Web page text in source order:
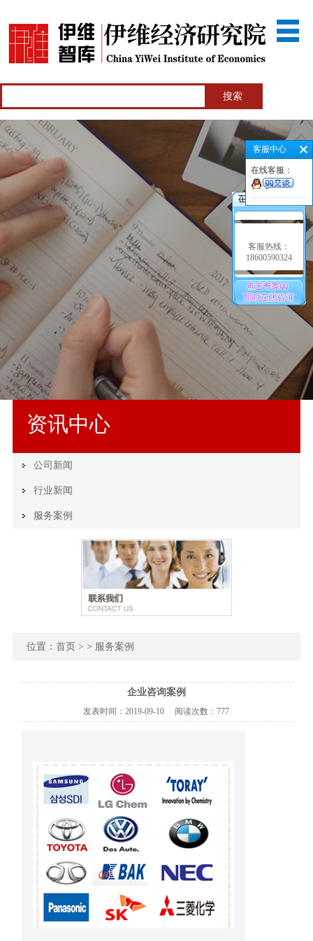
资讯中心
公司新闻
行业新闻
服务案例
位置： 首页> > 服务案例
企业咨询案例
发表时间：2019-09-10 阅读次数：777
客服热线：
18600590324
客服中心
在线客服：